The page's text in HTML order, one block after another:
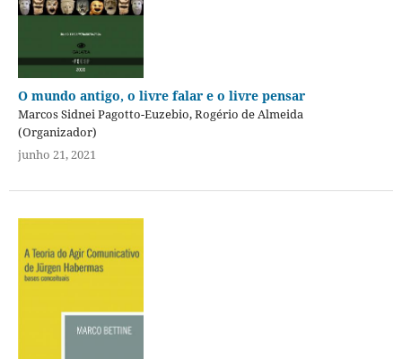
O mundo antigo, o livre falar e o livre pensar
Marcos Sidnei Pagotto-Euzebio, Rogério de Almeida
(Organizador)
junho 21, 2021